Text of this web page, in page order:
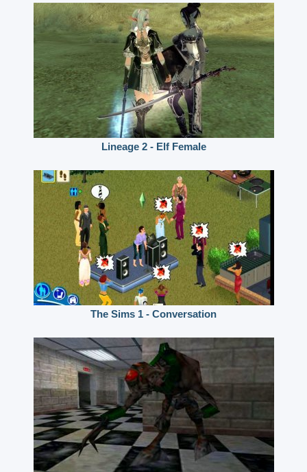
Lineage 2 - Elf Female
The Sims 1 - Conversation